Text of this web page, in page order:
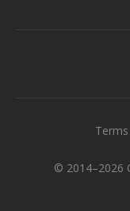
© 2014–2026